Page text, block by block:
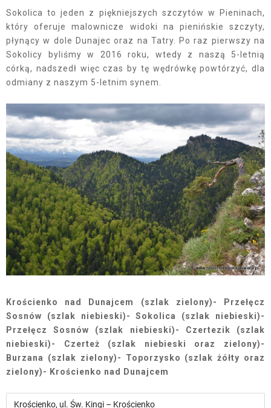
Sokolica to jeden z piękniejszych szczytów w Pieninach,
który oferuje malownicze widoki na pienińskie szczyty,
płynący w dole Dunajec oraz na Tatry. Po raz pierwszy na
Sokolicy byliśmy w 2016 roku, wtedy z naszą 5-letnią
córką, nadszedł więc czas by tę wędrówkę powtórzyć, dla
odmiany z naszym 5-letnim synem.
Krościenko nad Dunajcem (szlak zielony)- Przełęcz
Sosnów (szlak niebieski)- Sokolica (szlak niebieski)-
Przełęcz Sosnów (szlak niebieski)- Czertezik (szlak
niebieski)- Czerteż (szlak niebieski oraz zielony)-
Burzana (szlak zielony)- Toporzysko (szlak żółty oraz
zielony)- Krościenko nad Dunajcem